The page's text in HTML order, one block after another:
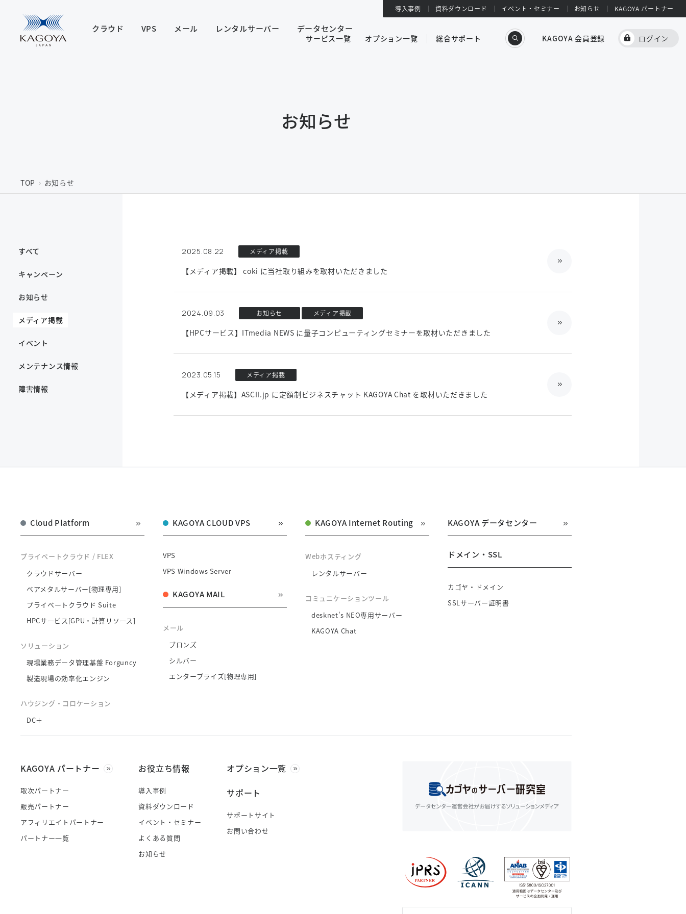
お知らせ
TOP お知らせ
2025.08.22 メディア掲載
【メディア掲載】 coki に当社取り組みを取材いただきました
2024.09.03 お知らせ メディア掲載
【HPCサービス】ITmedia NEWS に量子コンピューティングセミナーを取材いただきました
2023.05.15 メディア掲載
【メディア掲載】ASCII.jp に定額制ビジネスチャット KAGOYA Chat を取材いただきました
すべて
キャンペーン
お知らせ
メディア掲載
イベント
メンテナンス情報
障害情報
クラウド VPS メール レンタルサーバー データセンター
導入事例 資料ダウンロード イベント・セミナー お知らせ KAGOYA パートナー
サービス一覧 オプション一覧 総合サポート KAGOYA 会員登録 ログイン
Cloud Platform
プライベートクラウド / FLEX
クラウドサーバー
ベアメタルサーバー[物理専用]
プライベートクラウド Suite
HPCサービス[GPU・計算リソース]
ソリューション
現場業務データ管理基盤 Forguncy
製造現場の効率化エンジン
ハウジング・コロケーション
DC＋
KAGOYA CLOUD VPS
VPS
VPS Windows Server
KAGOYA MAIL
メール
ブロンズ
シルバー
エンタープライズ[物理専用]
KAGOYA Internet Routing
Webホスティング
レンタルサーバー
コミュニケーションツール
desknet's NEO専用サーバー
KAGOYA Chat
KAGOYA データセンター
ドメイン・SSL
カゴヤ・ドメイン
SSLサーバー証明書
KAGOYA パートナー
取次パートナー
販売パートナー
アフィリエイトパートナー
パートナー一覧
お役立ち情報
導入事例
資料ダウンロード
イベント・セミナー
よくある質問
お知らせ
オプション一覧
サポート
サポートサイト
お問い合わせ